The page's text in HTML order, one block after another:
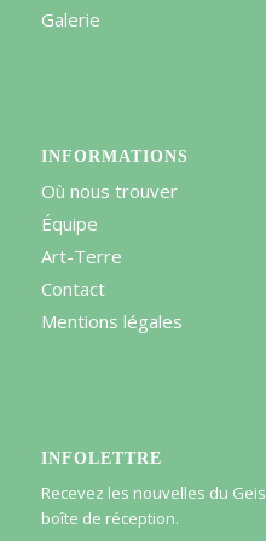
Galerie
INFORMATIONS
Où nous trouver
Équipe
Art-Terre
Contact
Mentions légales
INFOLETTRE
Recevez les nouvelles du
boîte de réception.